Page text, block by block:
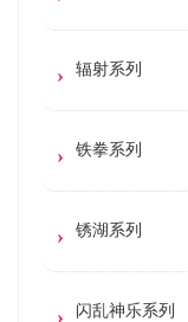
辐射系列
铁拳系列
锈湖系列
闪乱神乐系列